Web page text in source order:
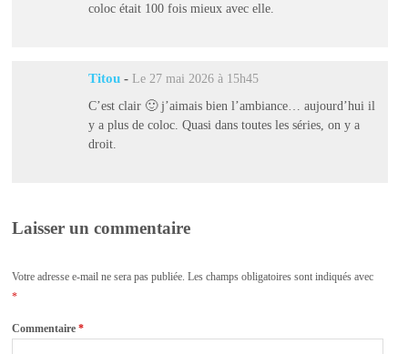
coloc était 100 fois mieux avec elle.
Titou - Le 27 mai 2026 à 15h45
C’est clair 🙂 j’aimais bien l’ambiance… aujourd’hui il
y a plus de coloc. Quasi dans toutes les séries, on y a
droit.
Laisser un commentaire
Votre adresse e-mail ne sera pas publiée. Les champs obligatoires sont indiqués avec
*
Commentaire*